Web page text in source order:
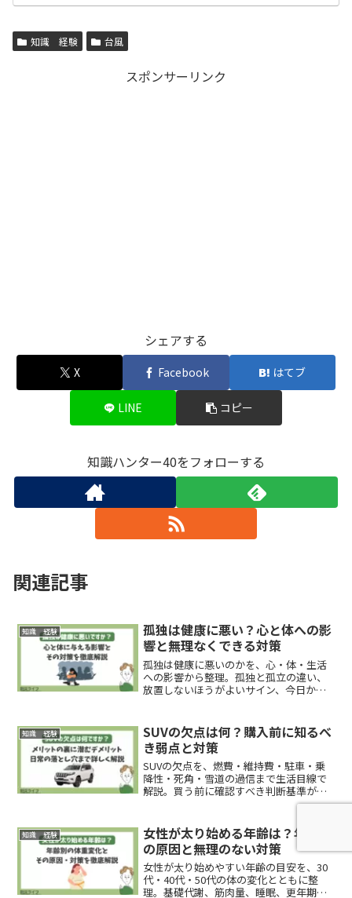
知識 経験 台風
スポンサーリンク
シェアする
X Facebook はてブ
LINE コピー
知識ハンター40をフォローする
関連記事
知識 経験
孤独は健康に悪い？心と体への影
響と無理なくできる対策
孤独は健康に悪いのかを、心・体・生活
への影響から整理。孤独と孤立の違い、
放置しないほうがよいサイン、今日から
知識 経験
SUVの欠点は何？購入前に知るべ
き弱点と対策
SUVの欠点を、燃費・維持費・駐車・乗
降性・死角・雪道の過信まで生活目線で
解説。買う前に確認すべき判断基準が分
知識 経験
女性が太り始める年齢は？年代別
の原因と無理のない対策
女性が太り始めやすい年齢の目安を、30
代・40代・50代の体の変化とともに整
理。基礎代謝、筋肉量、睡眠、更年期、